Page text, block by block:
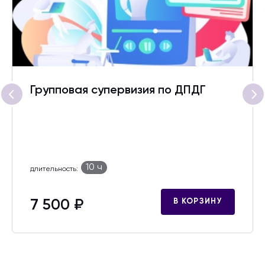
Групповая супервизия по ДПДГ
длительность: 10 ч
7 500 ₽ В КОРЗИНУ